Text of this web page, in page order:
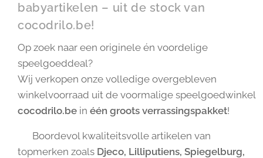
babyartikelen – uit de stock van
cocodrilo.be! 🎉
Op zoek naar een originele én voordelige
speelgoeddeal?
Wij verkopen onze volledige overgebleven
winkelvoorraad uit de voormalige speelgoedwinkel
cocodrilo.be in één groots verrassingspakket!
🧡 Boordevol kwaliteitsvolle artikelen van
topmerken zoals Djeco, Lilliputiens, Spiegelburg,